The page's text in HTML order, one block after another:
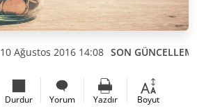
10 Ağustos 2016 14:08 SON
Durdur Yorum Yazdır Boyut